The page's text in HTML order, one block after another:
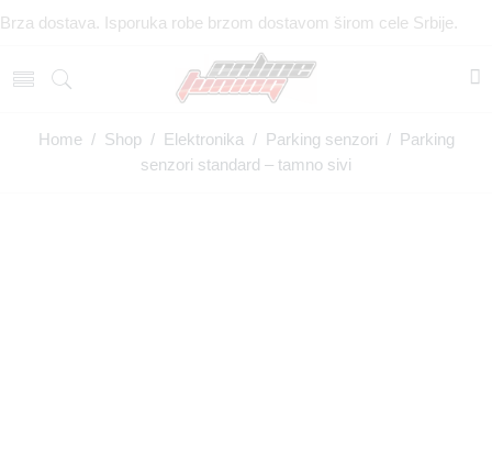
Brza dostava. Isporuka robe brzom dostavom širom cele Srbije.
Home/ Shop/ Elektronika / Parking senzori / Parking
senzori standard – tamno sivi